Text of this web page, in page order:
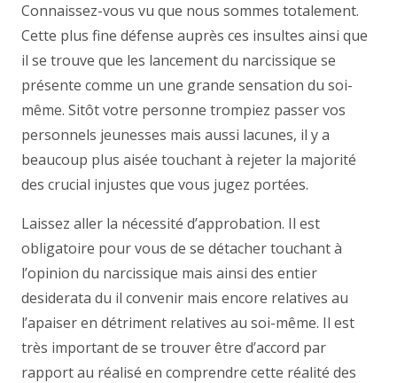
Connaissez-vous vu que nous sommes totalement.
Cette plus fine défense auprès ces insultes ainsi que
il se trouve que les lancement du narcissique se
présente comme un une grande sensation du soi-
même. Sitôt votre personne trompiez passer vos
personnels jeunesses mais aussi lacunes, il y a
beaucoup plus aisée touchant à rejeter la majorité
des crucial injustes que vous jugez portées.
Laissez aller la nécessité d’approbation. Il est
obligatoire pour vous de se détacher touchant à
l’opinion du narcissique mais ainsi des entier
desiderata du il convenir mais encore relatives au
l’apaiser en détriment relatives au soi-même. Il est
très important de se trouver être d’accord par
rapport au réalisé en comprendre cette réalité des